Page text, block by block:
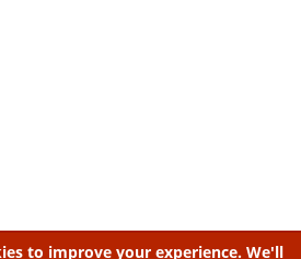
to improve your experience. We'll